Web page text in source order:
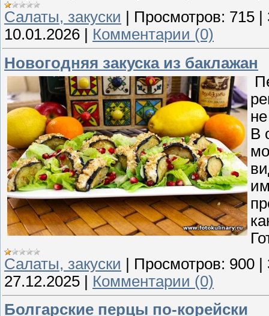
Cалаты, закуски
Просмотров: 715
10.01.2026
Комментарии (0)
Новогодняя закуска из баклажан
В
Cалаты, закуски | Просмотров: 900 |
27.12.2025 | Комментарии (0)
Болгарские перцы по-корейски